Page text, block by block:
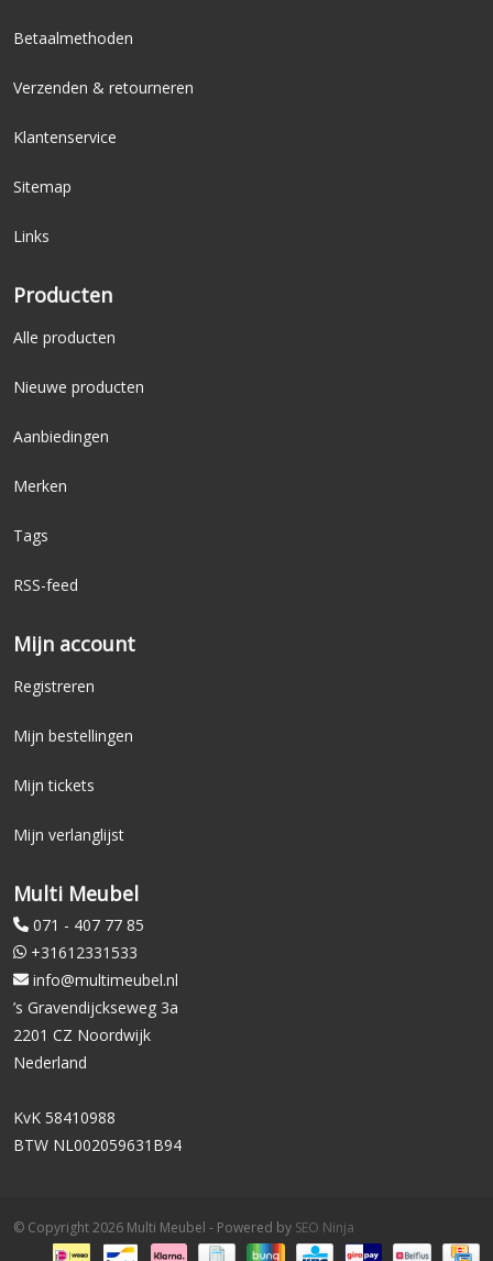
Betaalmethoden
Verzenden & retourneren
Klantenservice
Sitemap
Links
Producten
Alle producten
Nieuwe producten
Aanbiedingen
Merken
Tags
RSS-feed
Mijn account
Registreren
Mijn bestellingen
Mijn tickets
Mijn verlanglijst
Multi Meubel
071 - 407 77 85
+31612331533
info@multimeubel.nl
’s Gravendijckseweg 3a
2201 CZ Noordwijk
Nederland
KvK 58410988
BTW NL002059631B94
© Copyright 2026 Multi Meubel - Powered by SEO Ninja